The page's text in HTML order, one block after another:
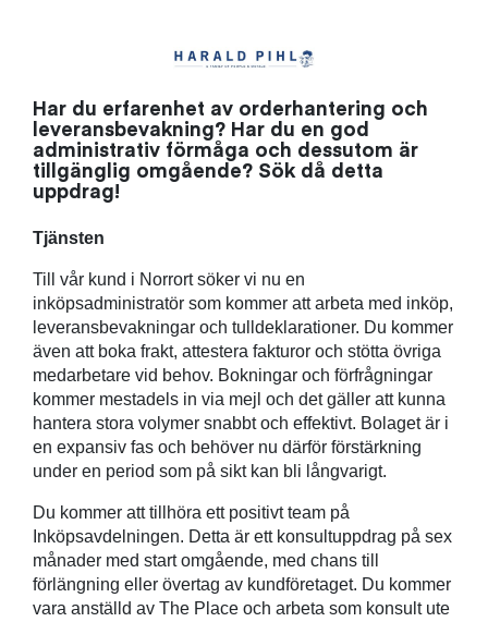
Har du erfarenhet av orderhantering och
leveransbevakning? Har du en god
administrativ förmåga och dessutom är
tillgänglig omgående? Sök då detta
uppdrag!
Tjänsten
Till vår kund i Norrort söker vi nu en
inköpsadministratör som kommer att arbeta med inköp,
leveransbevakningar och tulldeklarationer. Du kommer
även att boka frakt, attestera fakturor och stötta övriga
medarbetare vid behov. Bokningar och förfrågningar
kommer mestadels in via mejl och det gäller att kunna
hantera stora volymer snabbt och effektivt. Bolaget är i
en expansiv fas och behöver nu därför förstärkning
under en period som på sikt kan bli långvarigt.
Du kommer att tillhöra ett positivt team på
Inköpsavdelningen. Detta är ett konsultuppdrag på sex
månader med start omgående, med chans till
förlängning eller övertag av kundföretaget. Du kommer
vara anställd av The Place och arbeta som konsult ute